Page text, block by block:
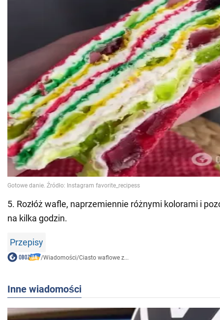
5. Rozłóż wafle, naprzemiennie różnymi kolorami i
na kilka godzin.
Przepisy
/Wiadomości/Ciasto waflowe z...
Inne wiadomości